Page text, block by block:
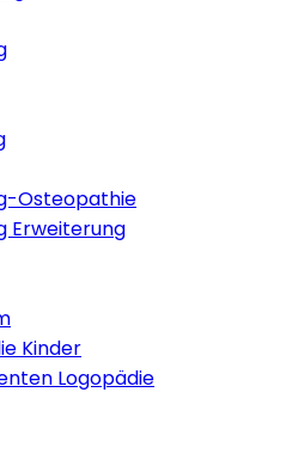
Osteopathie
Erweiterung
Kinder
Logopädie